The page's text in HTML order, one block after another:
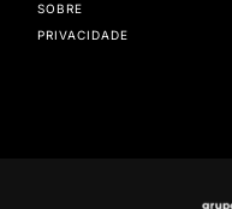
SOBRE
PRIVACIDADE